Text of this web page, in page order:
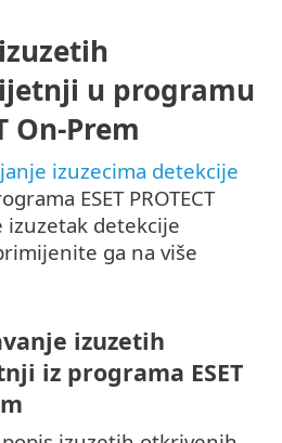
u programu
On-Prem
izuzecima detekcije
ESET PROTECT
detekcije
ga na više
izuzetih
iz programa ESET